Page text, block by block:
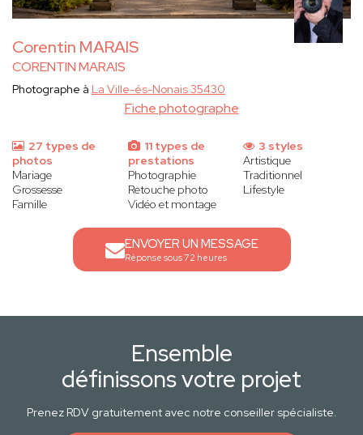
Corentin MARAIS
CORENTIN MARAIS
Fiche photographe
Photographe à La Ville-és-Nonais 35430
27 types de
photos
Mariage
Grossesse
Famille
11 types de
prestations
Photographie
Retouche photo
Vidéo et montage
3 styles
Artistique
Traditionnel
Lifestyle
ENVOYER UN MESSAGE
Réponse sous 72 heures
Ensemble
définissons votre projet
Prenez RDV gratuitement avec notre conseiller spécialiste.